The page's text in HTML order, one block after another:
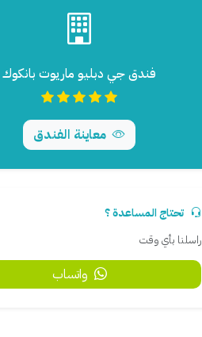
فندق جي دبليو ماريوت بانكوك
معاينة الفندق
تحتاج المساعدة ؟
راسلنا بأي وقت
واتساب